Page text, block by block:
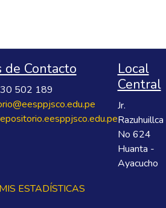
de Contacto
502 189
Local
Central
Jr.
Razuhuillca
No 624
Huanta -
Ayacucho
ESTADÍSTICAS